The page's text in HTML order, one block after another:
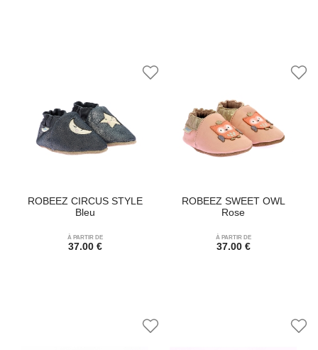
ROBEEZ CIRCUS STYLE
Bleu
À PARTIR DE
37.00 €
ROBEEZ SWEET OWL
Rose
À PARTIR DE
37.00 €